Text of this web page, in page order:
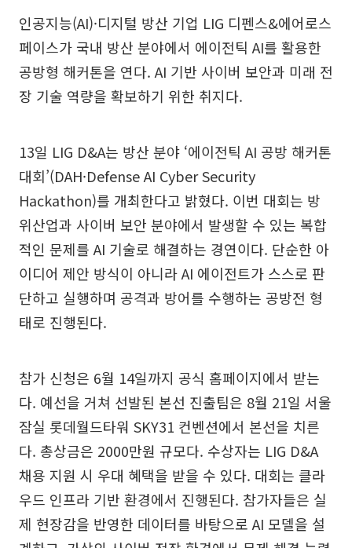
인공지능(AI)·디지털 방산 기업 LIG 디펜스&에어로스
페이스가 국내 방산 분야에서 에이전틱 AI를 활용한
공방형 해커톤을 연다. AI 기반 사이버 보안과 미래 전
장 기술 역량을 확보하기 위한 취지다.
13일 LIG D&A는 방산 분야 ‘에이전틱 AI 공방 해커톤
대회’(DAH·Defense AI Cyber Security
Hackathon)를 개최한다고 밝혔다. 이번 대회는 방
위산업과 사이버 보안 분야에서 발생할 수 있는 복합
적인 문제를 AI 기술로 해결하는 경연이다. 단순한 아
이디어 제안 방식이 아니라 AI 에이전트가 스스로 판
단하고 실행하며 공격과 방어를 수행하는 공방전 형
태로 진행된다.
참가 신청은 6월 14일까지 공식 홈페이지에서 받는
다. 예선을 거쳐 선발된 본선 진출팀은 8월 21일 서울
잠실 롯데월드타워 SKY31 컨벤션에서 본선을 치른
다. 총상금은 2000만원 규모다. 수상자는 LIG D&A
채용 지원 시 우대 혜택을 받을 수 있다. 대회는 클라
우드 인프라 기반 환경에서 진행된다. 참가자들은 실
제 현장감을 반영한 데이터를 바탕으로 AI 모델을 설